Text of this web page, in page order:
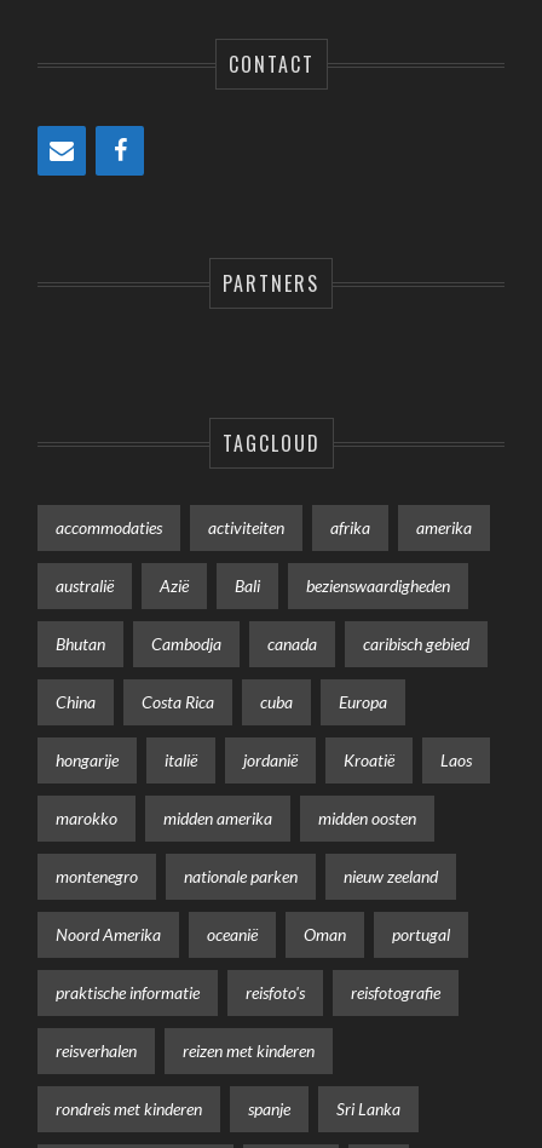
CONTACT
PARTNERS
TAGCLOUD
accommodaties activiteiten afrika amerika
australië Azië Bali bezienswaardigheden
Bhutan Cambodja canada caribisch gebied
China Costa Rica cuba Europa
hongarije italië jordanië Kroatië Laos
marokko midden amerika midden oosten
montenegro nationale parken nieuw zeeland
Noord Amerika oceanië Oman portugal
praktische informatie reisfoto's reisfotografie
reisverhalen reizen met kinderen
rondreis met kinderen spanje Sri Lanka